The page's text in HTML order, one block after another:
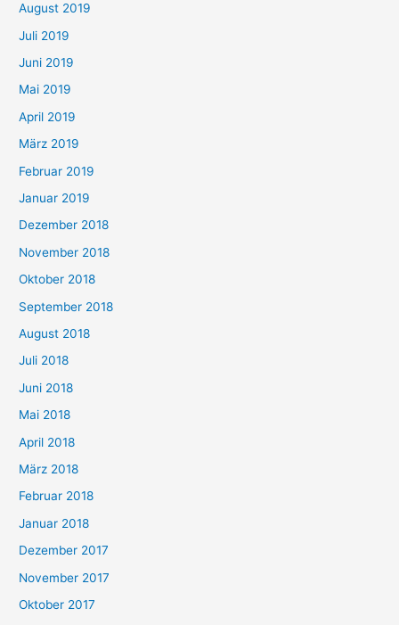
August 2019
Juli 2019
Juni 2019
Mai 2019
April 2019
März 2019
Februar 2019
Januar 2019
Dezember 2018
November 2018
Oktober 2018
September 2018
August 2018
Juli 2018
Juni 2018
Mai 2018
April 2018
März 2018
Februar 2018
Januar 2018
Dezember 2017
November 2017
Oktober 2017